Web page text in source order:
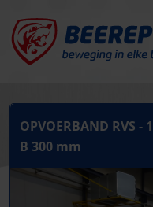
OPVOERBAND RVS -
B 300 mm